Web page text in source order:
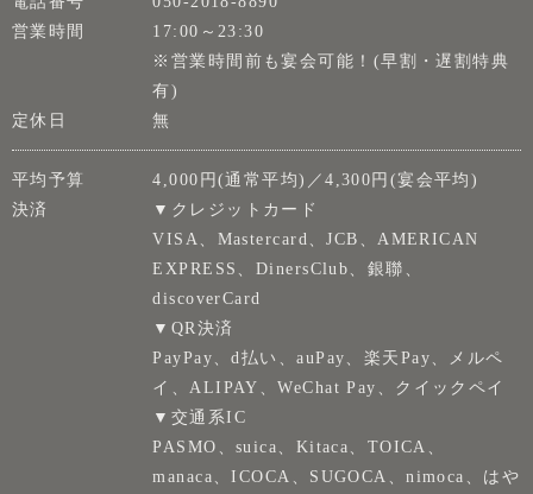
営業時間
17:00～23:30
※営業時間前も宴会可能！(早割・遅割特典
有)
定休日
無
平均予算
4,000円(通常平均)／4,300円(宴会平均)
決済
▼クレジットカード
VISA、Mastercard、JCB、AMERICAN
EXPRESS、DinersClub、銀聯、
discoverCard
▼QR決済
PayPay、d払い、auPay、楽天Pay、メルペ
イ、ALIPAY、WeChat Pay、クイックペイ
▼交通系IC
PASMO、suica、Kitaca、TOICA、
manaca、ICOCA、SUGOCA、nimoca、はや